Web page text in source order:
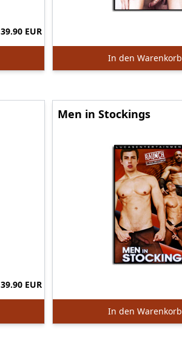
39.90 EUR
In den Warenkorb
39.90 EUR
Men in Stockings
In den Warenkorb